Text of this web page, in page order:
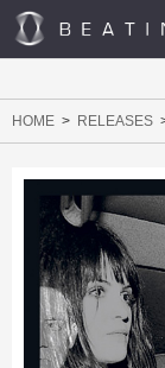
HOME RELEASES